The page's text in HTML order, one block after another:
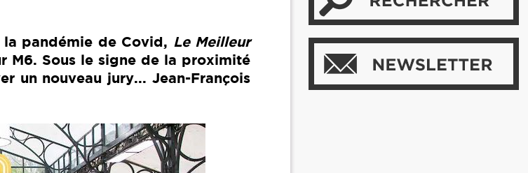
pandémie de Covid, Le Meilleur
M6. Sous le signe de la proximité
un nouveau jury... Jean-François